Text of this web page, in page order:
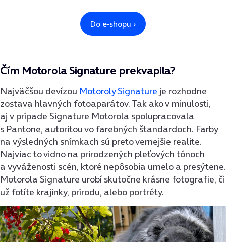
Čím Motorola Signature prekvapila?
Najväčšou devízou Motoroly Signature je rozhodne
zostava hlavných fotoaparátov. Tak ako v minulosti,
aj v prípade Signature Motorola spolupracovala
s Pantone, autoritou vo farebných štandardoch. Farby
na výsledných snímkach sú preto vernejšie realite.
Najviac to vidno na prirodzených pleťových tónoch
a vyváženosti scén, ktoré nepôsobia umelo a presýtene.
Motorola Signature urobí skutočne krásne fotografie, či
už fotíte krajinky, prírodu, alebo portréty.